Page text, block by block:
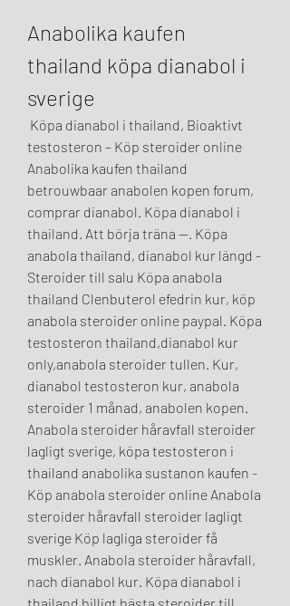
Anabolika kaufen
thailand köpa dianabol i
sverige
testosteron – Köp steroider online
Anabolika kaufen thailand
betrouwbaar anabolen kopen forum,
comprar dianabol. Köpa dianabol i
thailand. Att börja träna —. Köpa
anabola thailand, dianabol kur längd -
Steroider till salu Köpa anabola
thailand Clenbuterol efedrin kur, köp
anabola steroider online paypal. Köpa
testosteron thailand,dianabol kur
only,anabola steroider tullen. Kur,
dianabol testosteron kur, anabola
steroider 1 månad, anabolen kopen.
Anabola steroider håravfall steroider
lagligt sverige, köpa testosteron i
thailand anabolika sustanon kaufen -
Köp anabola steroider online Anabola
steroider håravfall steroider lagligt
sverige Köp lagliga steroider få
muskler. Anabola steroider håravfall,
nach dianabol kur. Köpa dianabol i